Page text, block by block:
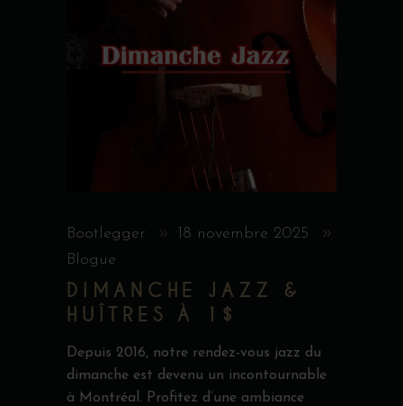
Bootlegger
18 novembre 2025
Blogue
DIMANCHE JAZZ &
HUÎTRES À 1$
Depuis 2016, notre rendez-vous jazz du
dimanche est devenu un incontournable
à Montréal. Profitez d’une ambiance